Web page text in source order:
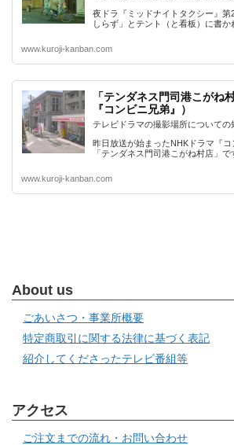
夜ドラ『ミッドナイトタクシー』
しらず」とテント（と看板）に書か
www.kuroji-kanban.com
「テンダネス門司港こがね
『コンビニ兄弟』）
テレビドラマの撮影場所についての
昨日放送が始まったNHKドラマ『
「テンダネス門司港こがね村店」で
www.kuroji-kanban.com
About us
ごあいさつ・事業所概要
特定商取引に関する法律に基づく表記
紹介してくださったテレビ番組等
アクセス
ご注文までの流れ・お問い合わせ